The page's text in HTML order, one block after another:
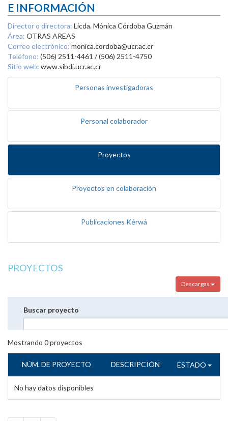
E INFORMACIÓN
Director o directora: Licda. Mónica Córdoba Guzmán
Área: OTRAS AREAS
Correo electrónico: monica.cordoba@ucr.ac.cr
Teléfono: (506) 2511-4461 / (506) 2511-4750
Sitio web: www.sibdi.ucr.ac.cr
Personas investigadoras
Personal colaborador
Proyectos
Proyectos en colaboración
Publicaciones Kérwá
PROYECTOS
Descargas
Buscar proyecto
Mostrando 0proyectos
NÚM. DE PROYECTO DESCRIPCIÓN ESTADO
No hay datos disponibles